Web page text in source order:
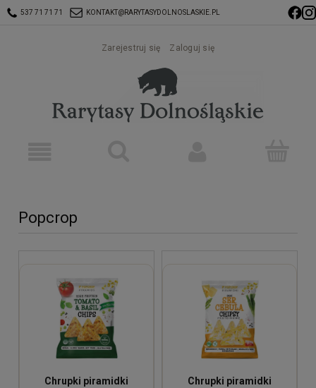
537 71 71 71 KONTAKT@RARYTASYDOLNOSLASKIE.PL
Zarejestruj się Zaloguj się
Popcrop
Chrupki piramidki
Chrupki piramidki